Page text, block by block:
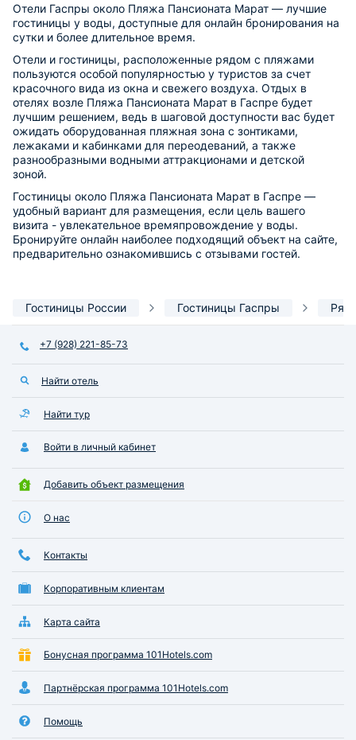
Отели Гаспры около Пляжа Пансионата Марат — лучшие
гостиницы у воды, доступные для онлайн бронирования на
сутки и более длительное время.
Отели и гостиницы, расположенные рядом с пляжами
пользуются особой популярностью у туристов за счет
красочного вида из окна и свежего воздуха. Отдых в
отелях возле Пляжа Пансионата Марат в Гаспре будет
лучшим решением, ведь в шаговой доступности вас будет
ожидать оборудованная пляжная зона с зонтиками,
лежаками и кабинками для переодеваний, а также
разнообразными водными аттракционами и детской
зоной.
Гостиницы около Пляжа Пансионата Марат в Гаспре —
удобный вариант для размещения, если цель вашего
визита - увлекательное времяпровождение у воды.
Бронируйте онлайн наиболее подходящий объект на сайте,
предварительно ознакомившись с отзывами гостей.
Гостиницы России Гостиницы Гаспры
+7 (928) 221-85-73
Найти отель
Найти тур
Войти в личный кабинет
Добавить объект размещения
О нас
Контакты
Корпоративным клиентам
Карта сайта
Бонусная программа 101Hotels.com
Партнёрская программа 101Hotels.com
Помощь